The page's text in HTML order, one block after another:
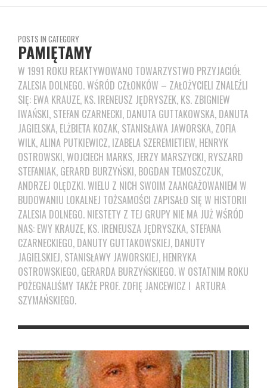
POSTS IN CATEGORY
PAMIĘTAMY
W 1991 ROKU REAKTYWOWANO TOWARZYSTWO PRZYJACIÓŁ
ZALESIA DOLNEGO. WŚRÓD CZŁONKÓW – ZAŁOŻYCIELI ZNALEŹLI
SIĘ: EWA KRAUZE, KS. IRENEUSZ JĘDRYSZEK, KS. ZBIGNIEW
IWAŃSKI, STEFAN CZARNECKI, DANUTA GUTTAKOWSKA, DANUTA
JAGIELSKA, ELŻBIETA KOZAK, STANISŁAWA JAWORSKA, ZOFIA
WILK, ALINA PUTKIEWICZ, IZABELA SZEREMIETIEW, HENRYK
OSTROWSKI, WOJCIECH MARKS, JERZY MARSZYCKI, RYSZARD
STEFANIAK, GERARD BURZYŃSKI, BOGDAN TEMOSZCZUK,
ANDRZEJ OLĘDZKI. WIELU Z NICH SWOIM ZAANGAŻOWANIEM W
BUDOWANIU LOKALNEJ TOŻSAMOŚCI ZAPISAŁO SIĘ W HISTORII
ZALESIA DOLNEGO. NIESTETY Z TEJ GRUPY NIE MA JUŻ WŚRÓD
NAS: EWY KRAUZE, KS. IRENEUSZA JĘDRYSZKA, STEFANA
CZARNECKIEGO, DANUTY GUTTAKOWSKIEJ, DANUTY
JAGIELSKIEJ, STANISŁAWY JAWORSKIEJ, HENRYKA
OSTROWSKIEGO, GERARDA BURZYŃSKIEGO. W OSTATNIM ROKU
POŻEGNALIŚMY TAKŻE PROF. ZOFIĘ JANCEWICZ I ARTURA
SZYMAŃSKIEGO.